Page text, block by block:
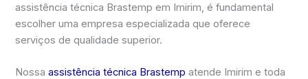
assistência técnica Brastemp em Imirim, é fundamental
escolher uma empresa especializada que oferece
serviços de qualidade superior.
Nossaassistência técnica Brastemp atende Imirim e toda